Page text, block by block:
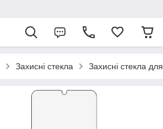
Захисні стекла Захисні стекла